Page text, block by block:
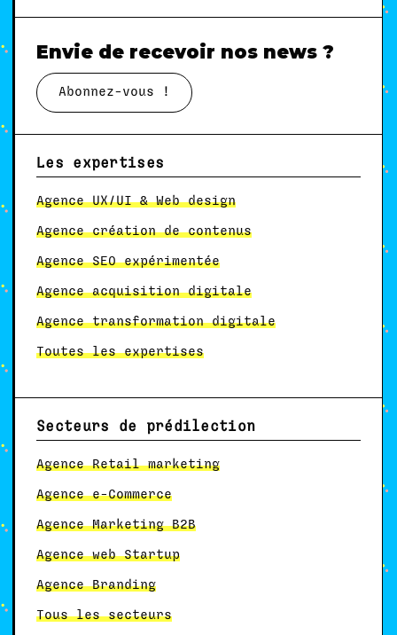
Envie de recevoir nos news ?
Abonnez-vous !
Les expertises
Agence UX/UI & Web design
Agence création de contenus
Agence SEO expérimentée
Agence acquisition digitale
Agence transformation digitale
Toutes les expertises
Secteurs de prédilection
Agence Retail marketing
Agence e-Commerce
Agence Marketing B2B
Agence web Startup
Agence Branding
Tous les secteurs